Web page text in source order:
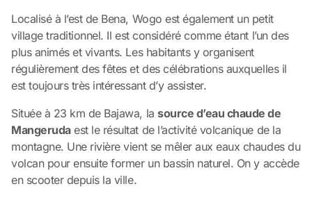
Localisé à l’est de Bena, Wogo est également un petit
village traditionnel. Il est considéré comme étant l’un des
plus animés et vivants. Les habitants y organisent
régulièrement des fêtes et des célébrations auxquelles il
est toujours très intéressant d’y assister.
Située à 23 km de Bajawa, lasource d’eau chaude de
Mangerudaest le résultat de l’activité volcanique de la
montagne. Une rivière vient se mêler aux eaux chaudes du
volcan pour ensuite former un bassin naturel. On y accède
en scooter depuis la ville.